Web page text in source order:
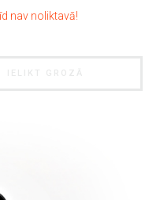
nav noliktavā!